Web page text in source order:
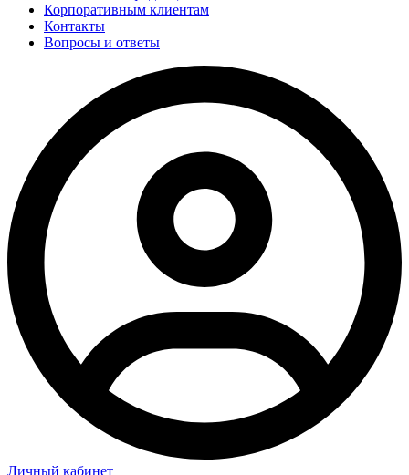
Корпоративным клиентам
Контакты
Вопросы и ответы
Личный кабинет